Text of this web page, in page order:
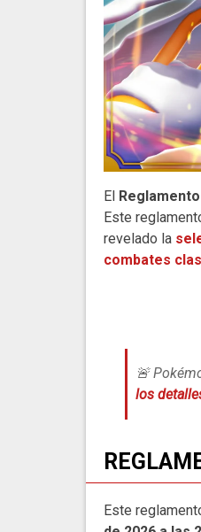
El
Este
revelado la
combates
🚨
los
Este